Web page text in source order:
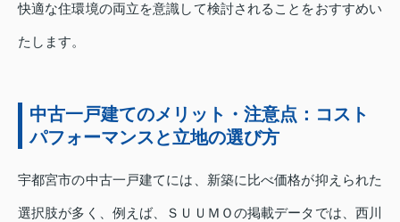
快適な住環境の両立を意識して検討されることをおすすめい
たします。
中古一戸建てのメリット・注意点：コスト
パフォーマンスと立地の選び方
宇都宮市の中古一戸建てには、新築に比べ価格が抑えられた
選択肢が多く、例えば、ＳＵＵＭＯの掲載データでは、西川